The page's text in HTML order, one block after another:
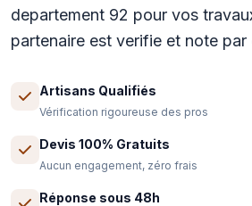
departement 92 pour vos
partenaire est verifie et note par
Artisans Qualifiés
Vérification rigoureuse des pros
Devis 100% Gratuits
Aucun engagement, zéro frais
Réponse sous 48h